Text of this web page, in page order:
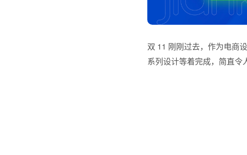
双 11 刚刚过去，作为电商
系列设计等着完成，简直令